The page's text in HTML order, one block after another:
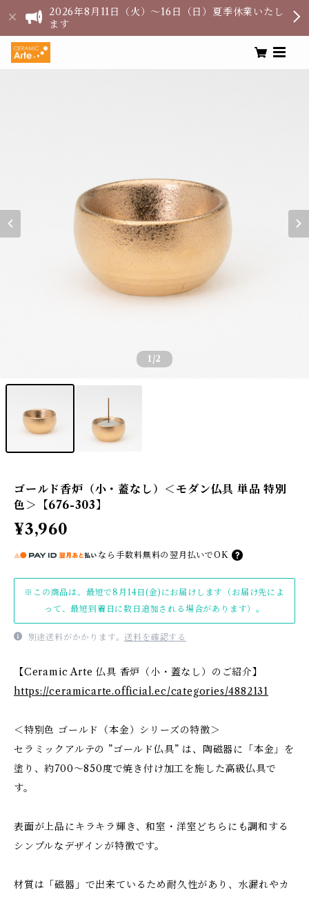
2026年8月11日（火）〜16日（日）夏季休業いたし
ます
1 /2
ゴールド香炉（小・蓋なし）＜モダン仏具 単品 特別
色＞【676-303】
¥3,960
なら 手数料無料の 翌月払いでOK
※この商品は、最短で8月14日(金)にお届けします（お届け先によ
って、最短到着日に数日追加される場合があります）。
別途送料がかかります。送料を確認する
【Ceramic Arte 仏具 香炉（小・蓋なし）のご紹介】
https://ceramicarte.official.ec/categories/4882131
＜特別色 ゴールド（本金）シリーズの特徴＞
セラミックアルテの ”ゴールド仏具” は、陶磁器に「本金」を
塗り、約700～850度で焼き付け加工を施した高級仏具で
す。
表面が上品にキラキラ輝き、和室・洋室どちらにも調和する
シンプルなデザインが特徴です。
材質は「磁器」で出来ているため耐久性があり、水漏れやカ